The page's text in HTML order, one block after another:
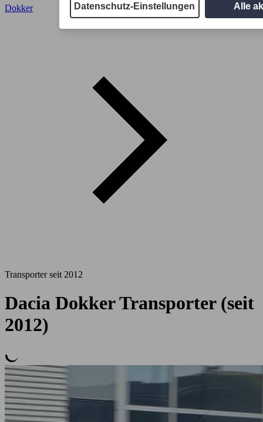
Datenschutz-Einstellungen Alle
Dokker
Transporter seit 2012
Dacia Dokker Transporter (seit
2012)